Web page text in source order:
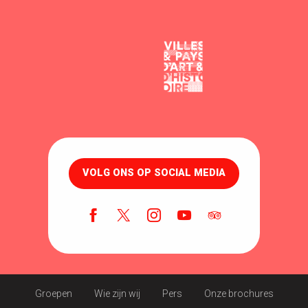
VOLG ONS OP SOCIAL MEDIA
Groepen Wie zijn wij Pers Onze brochures